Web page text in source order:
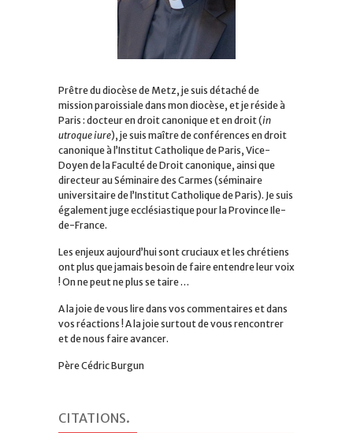
Prêtre du diocèse de Metz, je suis détaché de
mission paroissiale dans mon diocèse, et je réside à
Paris : docteur en droit canonique et en droit (in
utroque iure), je suis maître de conférences en droit
canonique à l’Institut Catholique de Paris, Vice-
Doyen de la Faculté de Droit canonique, ainsi que
directeur au Séminaire des Carmes (séminaire
universitaire de l’Institut Catholique de Paris). Je suis
également juge ecclésiastique pour la Province Ile-
de-France.
Les enjeux aujourd’hui sont cruciaux et les chrétiens
ont plus que jamais besoin de faire entendre leur voix
! On ne peut ne plus se taire …
A la joie de vous lire dans vos commentaires et dans
vos réactions ! A la joie surtout de vous rencontrer
et de nous faire avancer.
Père Cédric Burgun
CITATIONS.